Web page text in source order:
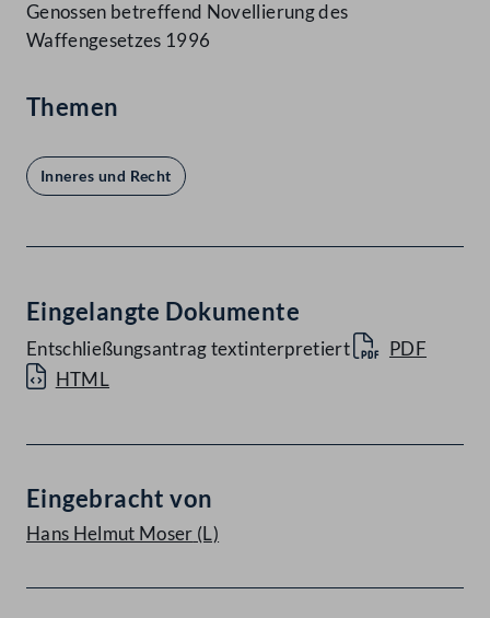
Genossen betreffend Novellierung des
Waffengesetzes 1996
Themen
Inneres und Recht
Eingelangte Dokumente
Entschließungsantrag textinterpretiert
PDF
HTML
Eingebracht von
Hans Helmut Moser (L)